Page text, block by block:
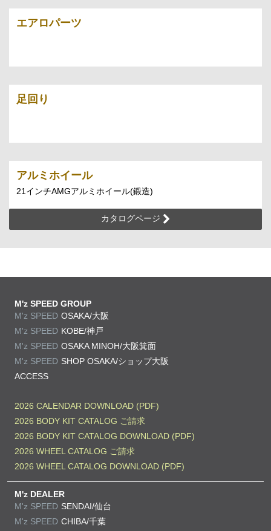
エアロパーツ
足回り
アルミホイール
21インチAMGアルミホイール(鍛造)
カタログページ
M'z SPEED GROUP
M'z SPEED OSAKA/大阪
M'z SPEED KOBE/神戸
M'z SPEED OSAKA MINOH/大阪箕面
M'z SPEED SHOP OSAKA/ショップ大阪
ACCESS
2026 CALENDAR DOWNLOAD (PDF)
2026 BODY KIT CATALOG ご請求
2026 BODY KIT CATALOG DOWNLOAD (PDF)
2026 WHEEL CATALOG ご請求
2026 WHEEL CATALOG DOWNLOAD (PDF)
M'z DEALER
M'z SPEED SENDAI/仙台
M'z SPEED CHIBA/千葉